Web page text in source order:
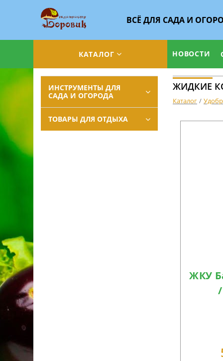
ВСЁ ДЛЯ САДА И
КАТАЛОГ НОВОСТИ
ИНСТРУМЕНТЫ ДЛЯ
САДА И ОГОРОДА
ТОВАРЫ ДЛЯ ОТДЫХА
ЖИДКИЕ
Каталог
ЖКУ